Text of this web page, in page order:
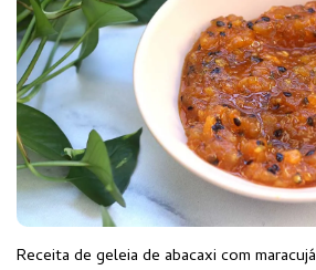
Receita de geleia de abacaxi com maracujá